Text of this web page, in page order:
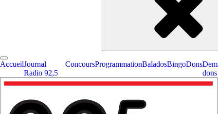
AccueilJournal
Radio 92,5
ConcoursProgrammationBaladosBingoDons
dons